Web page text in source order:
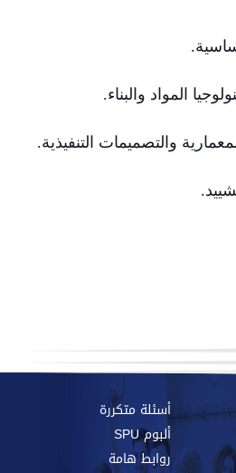
أسئلة متكررة
ألبوم SPU
روابط هامة